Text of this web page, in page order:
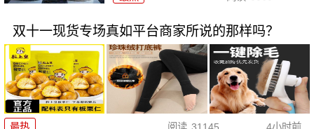
双十一现货专场真如平台商家所说的那样吗？
最热 阅读 31145 4小时前